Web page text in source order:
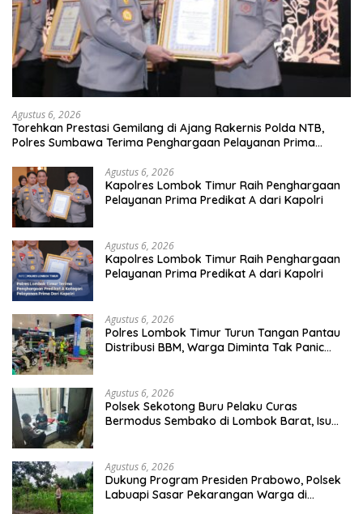
Agustus 6, 2026
Torehkan Prestasi Gemilang di Ajang Rakernis Polda NTB,
Polres Sumbawa Terima Penghargaan Pelayanan Prima
Agustus 6, 2026
Kapolres Lombok Timur Raih Penghargaan
Pelayanan Prima Predikat A dari Kapolri
Agustus 6, 2026
Kapolres Lombok Timur Raih Penghargaan
Pelayanan Prima Predikat A dari Kapolri
Agustus 6, 2026
Polres Lombok Timur Turun Tangan Pantau
Distribusi BBM, Warga Diminta Tak Panic
Agustus 6, 2026
Polsek Sekotong Buru Pelaku Curas
Bermodus Sembako di Lombok Barat, Isu
Agustus 6, 2026
Dukung Program Presiden Prabowo, Polsek
Labuapi Sasar Pekarangan Warga di